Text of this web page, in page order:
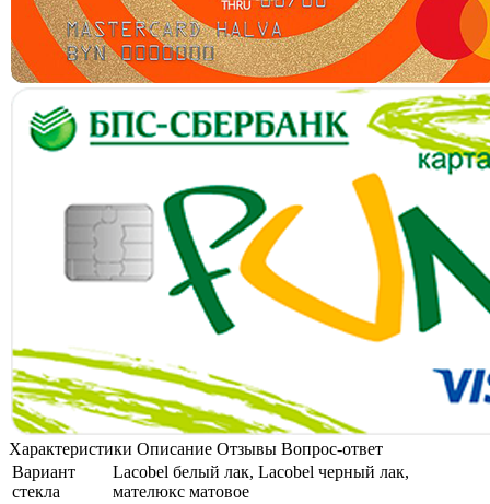
Характеристики Описание Отзывы Вопрос-ответ
Вариант
стекла
Lacobel белый лак, Lacobel черный лак,
мателюкс матовое